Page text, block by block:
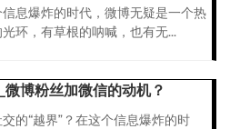
息爆炸的时代，微博无疑是一个热
环，有草根的呐喊，也有无...
博粉丝加微信的动机？
的“越界”？在这个信息爆炸的时